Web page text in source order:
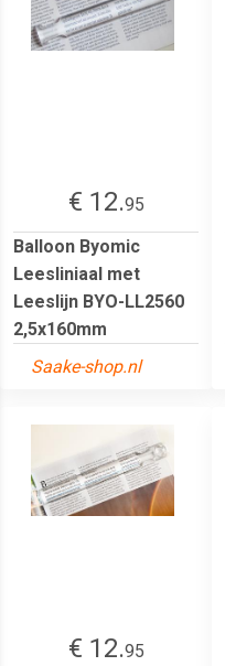
€ 12.95
Balloon Byomic
Leesliniaal met
Leeslijn BYO-LL2560
2,5x160mm
Saake-shop.nl
€ 12.95